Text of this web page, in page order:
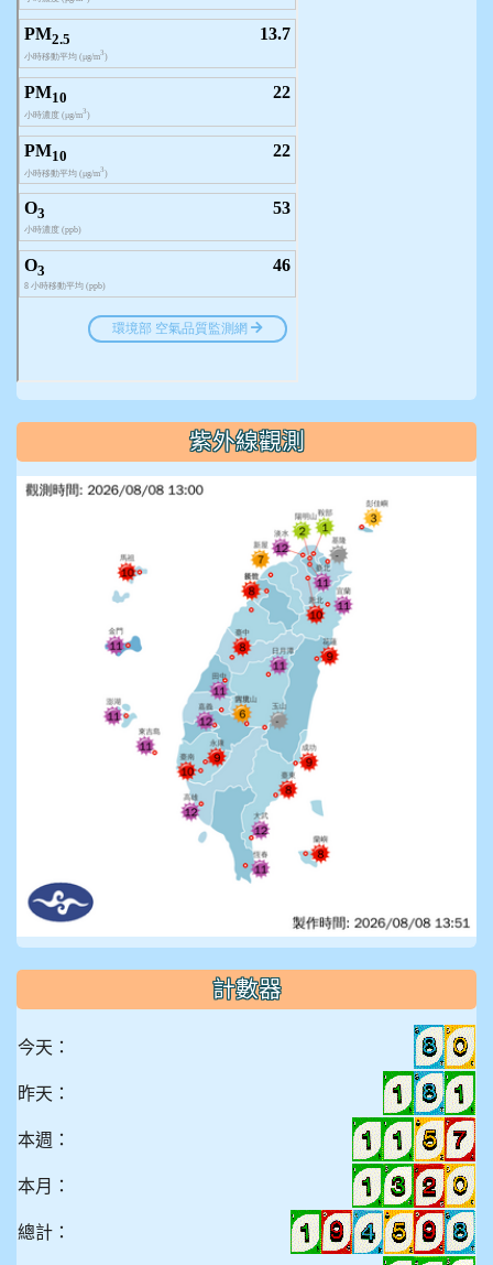
紫外線觀測
計數器
今天：
昨天：
本週：
本月：
總計：